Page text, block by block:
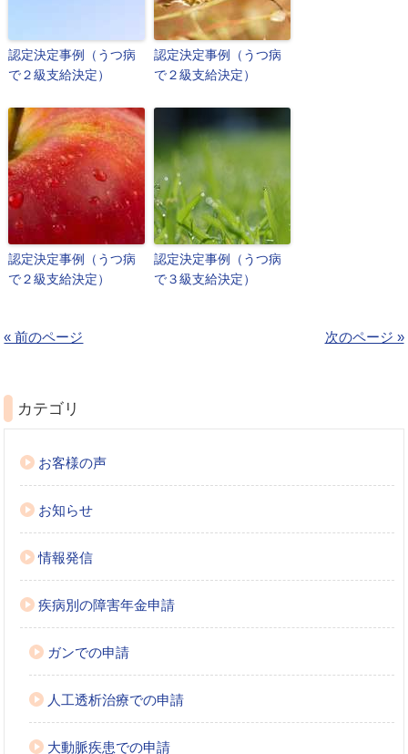
認定決定事例（うつ病
で２級支給決定）
認定決定事例（うつ病
で２級支給決定）
認定決定事例（うつ病
で２級支給決定）
認定決定事例（うつ病
で３級支給決定）
« 前のページ 次のページ »
カテゴリ
お客様の声
お知らせ
情報発信
疾病別の障害年金申請
ガンでの申請
人工透析治療での申請
大動脈疾患での申請